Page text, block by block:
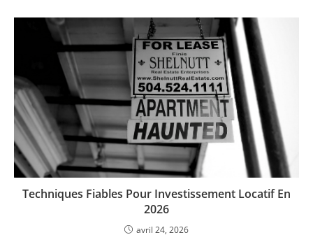
Techniques Fiables Pour Investissement Locatif En
2026
avril 24, 2026